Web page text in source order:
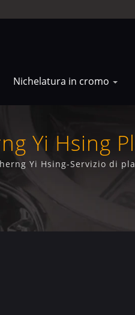
Nichelatura in cromo
Yi Hsing
Yi Hsing-Servizio di